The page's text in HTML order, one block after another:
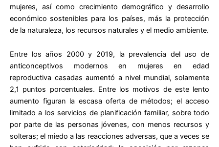
mujeres, así como crecimiento demográfico y desarrollo
económico sostenibles para los países, más la protección
de la naturaleza, los recursos naturales y el medio ambiente.
Entre los años 2000 y 2019, la prevalencia del uso de
anticonceptivos modernos en mujeres en edad
reproductiva casadas aumentó a nivel mundial, solamente
2,1 puntos porcentuales. Entre los motivos de este lento
aumento figuran la escasa oferta de métodos; el acceso
limitado a los servicios de planificación familiar, sobre todo
por parte de las personas jóvenes, con menos recursos y
solteras; el miedo a las reacciones adversas, que a veces se